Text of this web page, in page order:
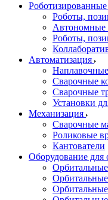
Роботы,
Автономные
Роботы,
Автоматизация
Сварочные
Сварочные
Установки
Механизация
Сварочные
Роликовые
Кантователи
Оборудование для